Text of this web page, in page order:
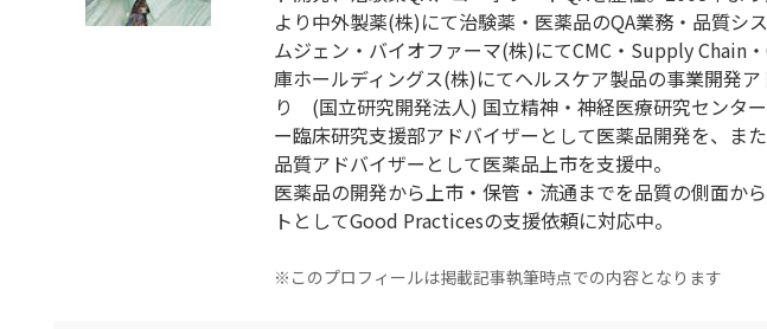
より中外製薬(株)にて治験薬・医薬品のQA業務・品質シ
ムジェン・バイオファーマ(株)にてCMC・Supply Chain
庫ホールディングス(株)にてヘルスケア製品の事業開発
り (国立研究開発法人) 国立精神・神経医療研究センタ
ー臨床研究支援部アドバイザーとして医薬品開発を、ま
品質アドバイザーとして医薬品上市を支援中。
医薬品の開発から上市・保管・流通までを品質の側面か
トとしてGood Practicesの支援依頼に対応中。
※このプロフィールは掲載記事執筆時点での内容となります